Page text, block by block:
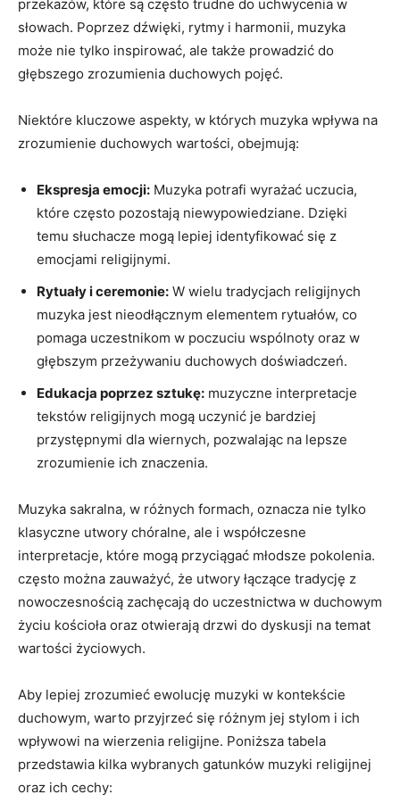
przekazów, które są często trudne do uchwycenia w
słowach. Poprzez dźwięki, rytmy i harmonii, muzyka
może nie tylko inspirować, ale także prowadzić do
głębszego zrozumienia duchowych pojęć.
Niektóre kluczowe aspekty, w których muzyka wpływa na
zrozumienie duchowych wartości, obejmują:
Ekspresja emocji: Muzyka potrafi wyrażać uczucia,
które często pozostają niewypowiedziane. Dzięki
temu słuchacze mogą lepiej identyfikować się z
emocjami religijnymi.
Rytuały i ceremonie: W wielu tradycjach religijnych
muzyka jest nieodłącznym elementem rytuałów, co
pomaga uczestnikom w poczuciu wspólnoty oraz w
głębszym przeżywaniu duchowych doświadczeń.
Edukacja poprzez sztukę: muzyczne interpretacje
tekstów religijnych mogą uczynić je bardziej
przystępnymi dla wiernych, pozwalając na lepsze
zrozumienie ich znaczenia.
Muzyka sakralna, w różnych formach, oznacza nie tylko
klasyczne utwory chóralne, ale i współczesne
interpretacje, które mogą przyciągać młodsze pokolenia.
często można zauważyć, że utwory łączące tradycję z
nowoczesnością zachęcają do uczestnictwa w duchowym
życiu kościoła oraz otwierają drzwi do dyskusji na temat
wartości życiowych.
Aby lepiej zrozumieć ewolucję muzyki w kontekście
duchowym, warto przyjrzeć się różnym jej stylom i ich
wpływowi na wierzenia religijne. Poniższa tabela
przedstawia kilka wybranych gatunków muzyki religijnej
oraz ich cechy: